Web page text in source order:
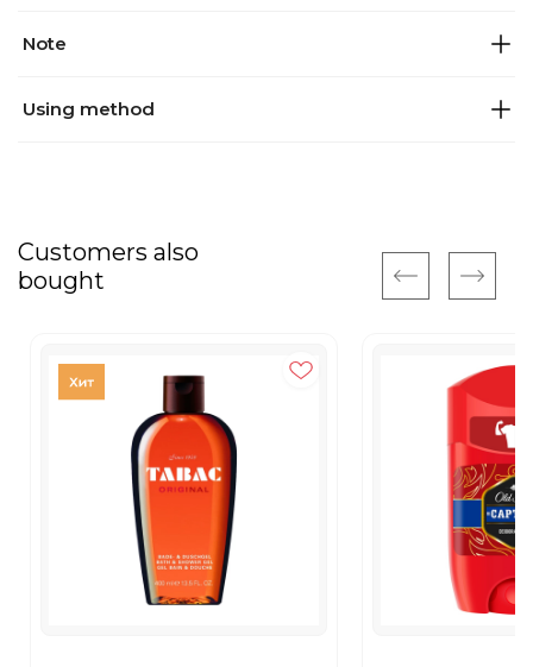
Note
Using method
Customers also
bought